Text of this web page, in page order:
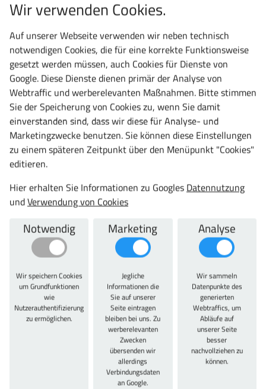
Frage zu diesem Produkt
Datenblatt
teilen
Artikelbeschreibung Zu diesem Artikel passt auch
Artikelbeschreibung
Schließfachschrank auf Sockel, Fächer ohne
Inneneinrichtung, Türen einschlagend - glatt, Vollblech.
bei Fachbreite 300 mm: Höhe 315 mm, Breite 230, Tiefe
470 mm, bei Fachbreite 400 mm: Höhe 315 mm, Breite
330, Tiefe 470 mm. In vielen weiteren individuellen
Farbkombinationen und Varianten möglich. Entwickelt
und produziert ausschließlich "Made in Germany"
Technische Daten
Gesamtbreite:
930 mm
Wir verwenden Cookies.
Auf unserer Webseite verwenden wir neben technisch
notwendigen Cookies, die für eine korrekte Funktionsweise
gesetzt werden müssen, auch Cookies für Dienste von
Google. Diese Dienste dienen primär der Analyse von
Webtraffic und werberelevanten Maßnahmen. Bitte stimmen
Sie der Speicherung von Cookies zu, wenn Sie damit
einverstanden sind, dass wir diese für Analyse- und
Marketingzwecke benutzen. Sie können diese Einstellungen
zu einem späteren Zeitpunkt über den Menüpunkt "Cookies"
editieren.
Hier erhalten Sie Informationen zu Googles Datennutzung
undVerwendung von Cookies
Notwendig
Wir speichern Cookies
um Grundfunktionen
wie
Nutzerauthentifizierung
zu ermöglichen.
Marketing
Jegliche
Informationen die
Sie auf unserer
Seite eintragen
bleiben bei uns. Zu
werberelevanten
Zwecken
übersenden wir
allerdings
Verbindungsdaten
an Google.
Analyse
Wir sammeln
Datenpunkte des
generierten
Webtraffics, um
Abläufe auf
unserer Seite
besser
nachvollziehen zu
können.